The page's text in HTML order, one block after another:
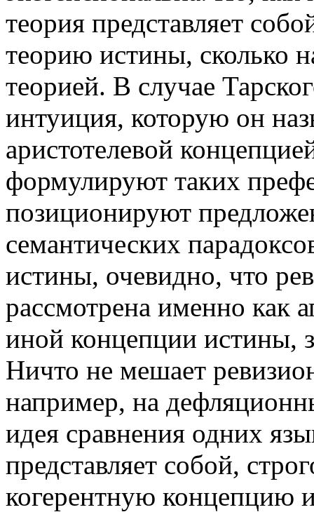
теория представляет
теорию истины, сколько
теорией. В случае
интуиция, которую он
аристотелевой
формулируют таких
позиционируют
семантических
истины, очевидно, что
рассмотрена именно как
иной концепции истины,
Ничто не мешает
например, на
идея сравнения одних
представляет собой,
когерентную концепцию